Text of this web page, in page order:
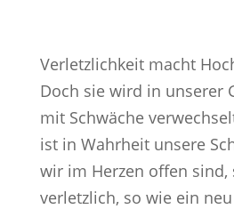
Verletzlichkeit macht
Doch sie wird in unserer
mit Schwäche
ist in Wahrheit unsere
wir im Herzen offen sind,
verletzlich, so wie ein